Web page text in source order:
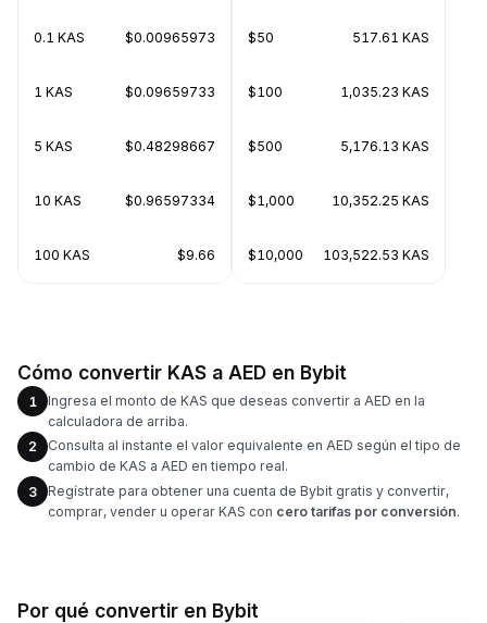
0.1 KAS $0.00965973
1 KAS $0.09659733
5 KAS $0.48298667
10 KAS $0.96597334
100 KAS $9.66
$50 517.61 KAS
$100 1,035.23 KAS
$500 5,176.13 KAS
$1,000 10,352.25 KAS
$10,000 103,522.53 KAS
Cómo convertir KAS a AED en Bybit
1
Ingresa el monto de KAS que deseas convertir a AED en la
calculadora de arriba.
2
Consulta al instante el valor equivalente en AED según el tipo de
cambio de KAS a AED en tiempo real.
3
Regístrate para obtener una cuenta de Bybit gratis y convertir,
comprar, vender u operar KAS con cero tarifas por conversión.
Por qué convertir en Bybit